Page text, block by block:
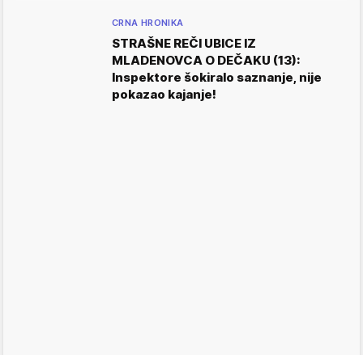
CRNA HRONIKA
STRAŠNE REČI UBICE IZ
MLADENOVCA O DEČAKU (13):
Inspektore šokiralo saznanje, nije
pokazao kajanje!